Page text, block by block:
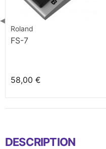
Roland
FS-7
58,00 €
◀
DESCRIPTION